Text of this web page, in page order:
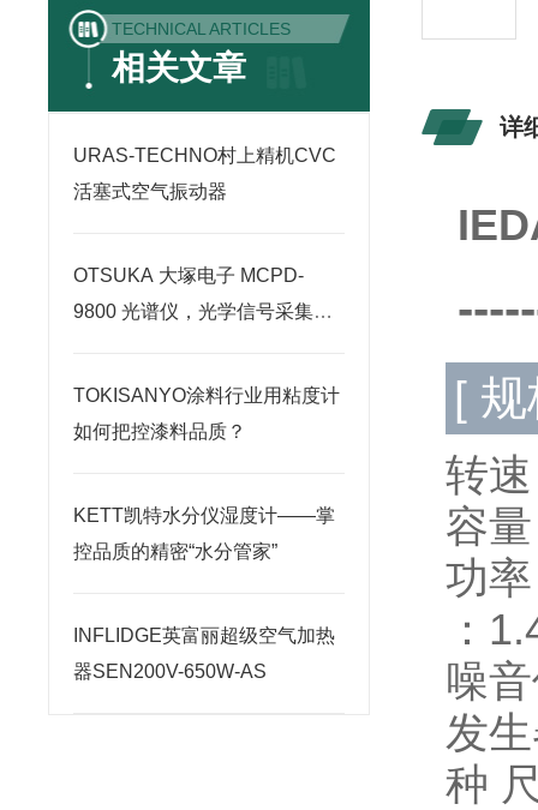
TECHNICAL ARTICLES
相关文章
URAS-TECHNO村上精机CVC
活塞式空气振动器
OTSUKA 大塚电子 MCPD-
9800 光谱仪，光学信号采集原
TOKISANYO涂料行业用粘度计
如何把控漆料品质？
KETT凯特水分仪湿度计——掌
控品质的精密“水分管家”
INFLIDGE英富丽超级空气加热
器SEN200V-650W-AS
详
[
转
容
功
：
噪
发
种